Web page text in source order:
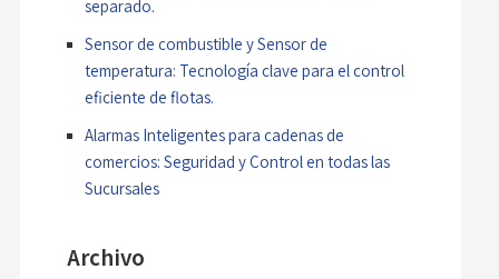
separado.
Sensor de combustible y Sensor de
temperatura: Tecnología clave para el control
eficiente de flotas.
Alarmas Inteligentes para cadenas de
comercios: Seguridad y Control en todas las
Sucursales
Archivo